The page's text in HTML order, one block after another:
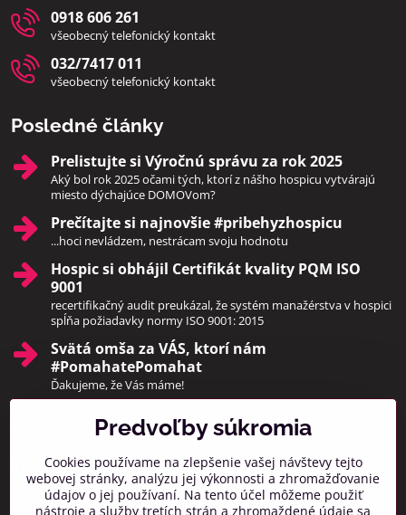
0918 606 261
všeobecný telefonický kontakt
032/7417 011
všeobecný telefonický kontakt
Posledné články
Prelistujte si Výročnú správu za rok 2025
Aký bol rok 2025 očami tých, ktorí z nášho hospicu vytvárajú
miesto dýchajúce DOMOVom?
Prečítajte si najnovšie #pribehyzhospicu
...hoci nevládzem, nestrácam svoju hodnotu
Hospic si obhájil Certifikát kvality PQM ISO
9001
recertifikačný audit preukázal, že systém manažérstva v hospici
spĺňa požiadavky normy ISO 9001: 2015
Svätá omša za VÁS, ktorí nám
#PomahatePomahat
Ďakujeme, že Vás máme!
Pridajte sa k nám
Facebook Instagram
Prihlásiť na odber noviniek
Predvoľby súkromia
Cookies používame na zlepšenie vašej návštevy tejto
webovej stránky, analýzu jej výkonnosti a zhromažďovanie
údajov o jej používaní. Na tento účel môžeme použiť
nástroje a služby tretích strán a zhromaždené údaje sa